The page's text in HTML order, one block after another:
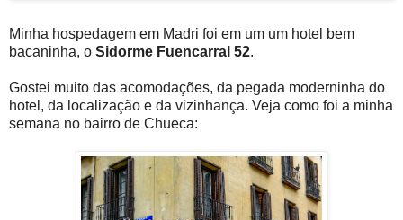
Minha hospedagem em Madri foi em um um hotel bem
bacaninha, o Sidorme Fuencarral 52.
Gostei muito das acomodações, da pegada moderninha do
hotel, da localização e da vizinhança. Veja como foi a minha
semana no bairro de Chueca: